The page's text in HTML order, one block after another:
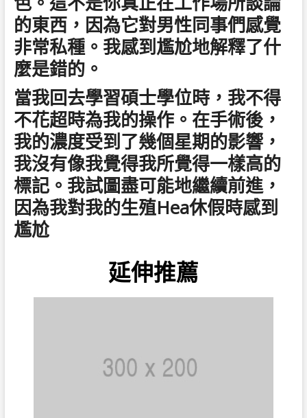
的東西，因為它對男性同事們感覺
非常私種。我感到尷尬地解釋了什
麼是錯的。
當我回去學習碩士學位時，我不得
不花超時為我的操作。在手術後，
我的濃度受到了幾個星期的影響，
我沒有像我覺得我所覺得一樣高的
標記。我試圖盡可能地繼續前進，
因為我對我的生殖Hea休假時感到
尷尬
延伸推薦